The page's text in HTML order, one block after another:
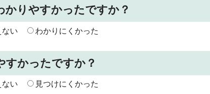
かりやすかったですか？
ない わかりにくかった
すかったですか？
ない 見つけにくかった